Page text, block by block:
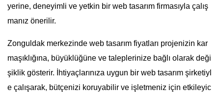
yerine, deneyimli ve yetkin bir web tasarım firmasıyla çalış
manız önerilir.
Zonguldak merkezinde web tasarım fiyatları projenizin kar
maşıklığına, büyüklüğüne ve taleplerinize bağlı olarak deği
şiklik gösterir. İhtiyaçlarınıza uygun bir web tasarım şirketiyl
e çalışarak, bütçenizi koruyabilir ve işletmeniz için etkileyic